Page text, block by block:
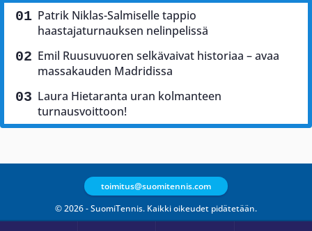
Patrik Niklas-Salmiselle tappio
haastajaturnauksen nelinpelissä
Emil Ruusuvuoren selkävaivat historiaa – avaa
massakauden Madridissa
Laura Hietaranta uran kolmanteen
turnausvoittoon!
© 2026 - SuomiTennis. Kaikki oikeudet pidätetään.
toimitus@suomitennis.com